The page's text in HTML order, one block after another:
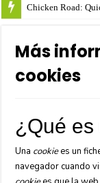
Chicken Road:
Más
cookies
¿Qué
Una cookiees un
navegador cuando